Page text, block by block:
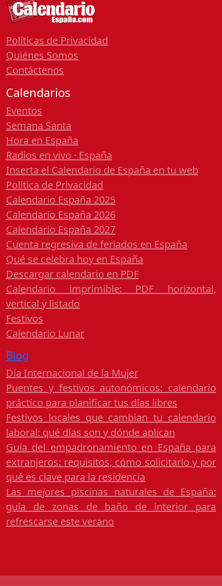
Políticas de Privacidad
Quiénes Somos
Contáctenos
Calendarios
Eventos
Semana Santa
Hora en España
Radios en vivo · España
Inserta el Calendario de España en tu web
Política de Privacidad
Calendario España 2025
Calendario España 2026
Calendario España 2027
Cuenta regresiva de feriados en España
Qué se celebra hoy en España
Descargar calendario en PDF
Calendario imprimible: PDF horizontal,
vertical y listado
Festivos
Calendario Lunar
Blog
Día Internacional de la Mujer
Puentes y festivos autonómicos: calendario
práctico para planificar tus días libres
Festivos locales que cambian tu calendario
laboral: qué días son y dónde aplican
Guía del empadronamiento en España para
extranjeros: requisitos, cómo solicitarlo y por
qué es clave para la residencia
Las mejores piscinas naturales de España:
guía de zonas de baño de interior para
refrescarse este verano